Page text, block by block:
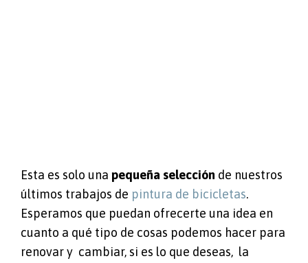
Esta es solo una pequeña selección de nuestros
últimos trabajos de pintura de bicicletas.
Esperamos que puedan ofrecerte una idea en
cuanto a qué tipo de cosas podemos hacer para
renovar y cambiar, si es lo que deseas, la